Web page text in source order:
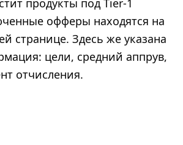
офферы находятся на
странице. Здесь же указана
цели, средний аппрув,
отчисления.